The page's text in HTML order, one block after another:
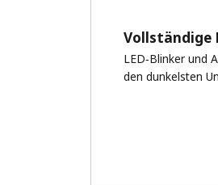
Vollständige
LED‑Blinker und
den dunkelsten